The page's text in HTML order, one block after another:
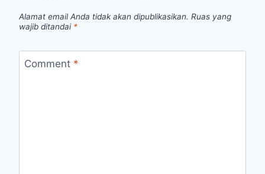
Alamat email Anda tidak akan dipublikasikan. Ruas yang
wajib ditandai *
Comment *